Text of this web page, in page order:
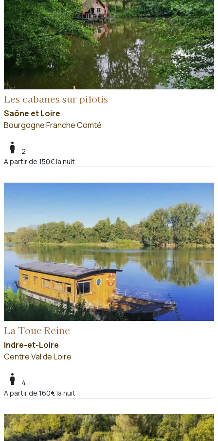
Les cabanes sur pilotis
Saône et Loire
Bourgogne Franche Comté
boy
2
A partir de 150€ la nuit
La Toue Reine
Indre-et-Loire
Centre Val de Loire
boy
4
A partir de 160€ la nuit